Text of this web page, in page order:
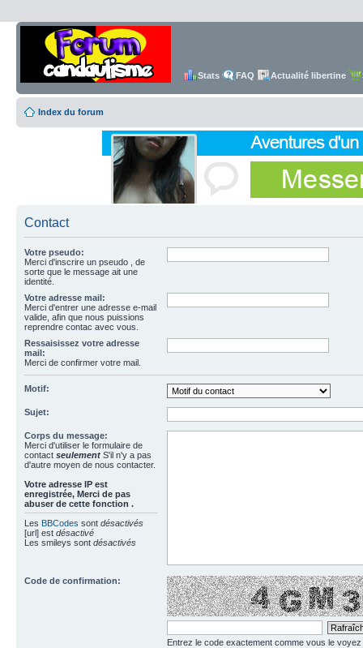
Stats FAQ Actualité libertine
Index du forum
Contact
Votre pseudo:
Merci d'inscrire un pseudo , de
sorte que le message ait une
identité.
Votre adresse mail:
Merci d'entrer une adresse e-mail
valide, afin que nous puissions
reprendre contac avec vous.
Ressaisissez votre adresse
mail:
Merci de confirmer votre mail.
Motif:
Sujet:
Corps du message:
Merci d'utiliser le formulaire de
contact seulement S'il n'y a pas
d'autre moyen de nous contacter.
Votre adresse ΙΡ est
enregistrée, Merci de pas
abuser de cette fonction .
Les BBCodes sont désactivés
[url] est désactivé
Les smileys sont désactivés
Code de confirmation:
Entrez le code exactement comme vous le